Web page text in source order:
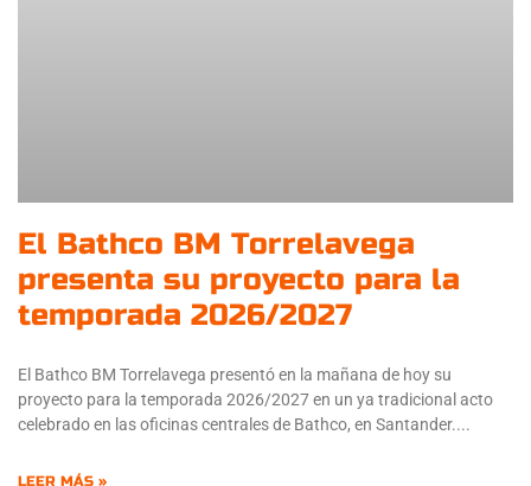
El Bathco BM Torrelavega
presenta su proyecto para la
temporada 2026/2027
El Bathco BM Torrelavega presentó en la mañana de hoy su
proyecto para la temporada 2026/2027 en un ya tradicional acto
celebrado en las oficinas centrales de Bathco, en Santander.
LEER MÁS »